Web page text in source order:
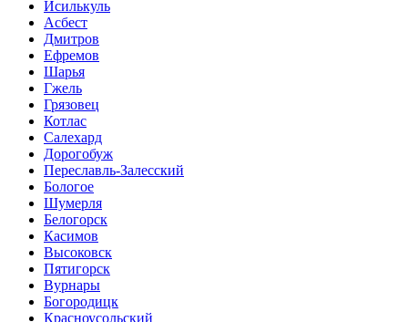
Исилькуль
Асбест
Дмитров
Ефремов
Шарья
Гжель
Грязовец
Котлас
Салехард
Дорогобуж
Переславль-Залесский
Бологое
Шумерля
Белогорск
Касимов
Высоковск
Пятигорск
Вурнары
Богородицк
Красноусольский